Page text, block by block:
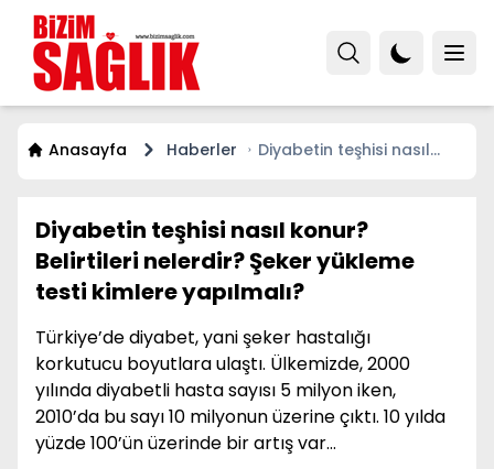
Anasayfa Haberler
Diyabetin teşhisi nasıl
kimlere yapılmalı?
Diyabetin teşhisi nasıl konur?
Belirtileri nelerdir? Şeker yükleme
testi kimlere yapılmalı?
Türkiye’de diyabet, yani şeker hastalığı
korkutucu boyutlara ulaştı. Ülkemizde, 2000
yılında diyabetli hasta sayısı 5 milyon iken,
2010’da bu sayı 10 milyonun üzerine çıktı. 10 yılda
yüzde 100’ün üzerinde bir artış var…